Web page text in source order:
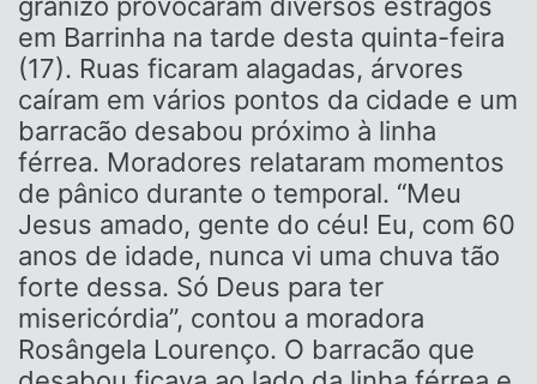
em Barrinha na tarde desta quinta-feira
(17). Ruas ficaram alagadas, árvores
caíram em vários pontos da cidade e um
barracão desabou próximo à linha
férrea. Moradores relataram momentos
de pânico durante o temporal. “Meu
Jesus amado, gente do céu! Eu, com 60
anos de idade, nunca vi uma chuva tão
forte dessa. Só Deus para ter
misericórdia”, contou a moradora
Rosângela Lourenço. O barracão que